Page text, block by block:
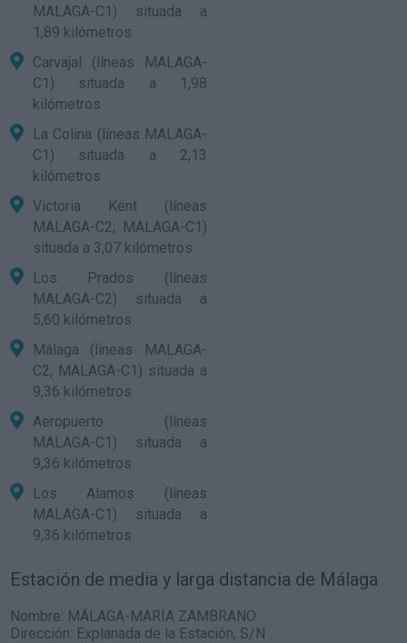
MALAGA-C1) situada a
1,89 kilómetros
Carvajal (líneas MALAGA-
C1) situada a 1,98
kilómetros
La Colina (líneas MALAGA-
C1) situada a 2,13
kilómetros
Victoria Kent (líneas
MALAGA-C2, MALAGA-C1)
situada a 3,07 kilómetros
Los Prados (líneas
MALAGA-C2) situada a
5,60 kilómetros
Málaga (líneas MALAGA-
C2, MALAGA-C1) situada a
9,36 kilómetros
Aeropuerto (líneas
MALAGA-C1) situada a
9,36 kilómetros
Los Alamos (líneas
MALAGA-C1) situada a
9,36 kilómetros
Estación de media y larga distancia de Málaga
Nombre: MÁLAGA-MARÍA ZAMBRANO
Dirección: Explanada de la Estación, S/N